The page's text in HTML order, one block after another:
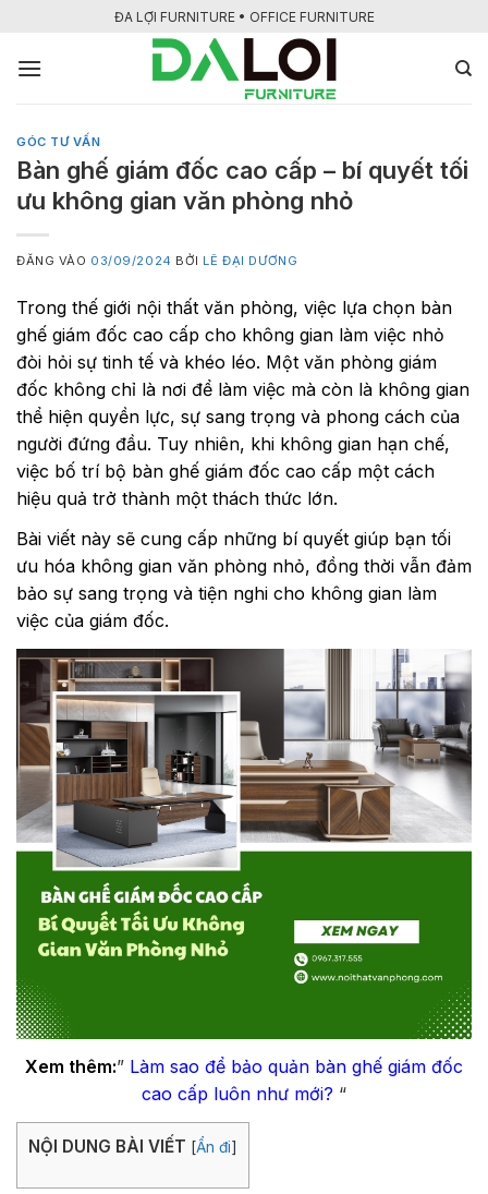
nội
ĐA LỢI FURNITURE • OFFICE FURNITURE
GÓC TƯ VẤN
Bàn ghế giám đốc cao cấp – bí quyết tối
ưu không gian văn phòng nhỏ
ĐĂNG VÀO 03/09/2024 BỞI LÊ ĐẠI DƯƠNG
Trong thế giới nội thất văn phòng, việc lựa chọn bàn
ghế giám đốc cao cấp cho không gian làm việc nhỏ
đòi hỏi sự tinh tế và khéo léo. Một văn phòng giám
đốc không chỉ là nơi để làm việc mà còn là không gian
thể hiện quyền lực, sự sang trọng và phong cách của
người đứng đầu. Tuy nhiên, khi không gian hạn chế,
việc bố trí bộ bàn ghế giám đốc cao cấp một cách
hiệu quả trở thành một thách thức lớn.
Bài viết này sẽ cung cấp những bí quyết giúp bạn tối
ưu hóa không gian văn phòng nhỏ, đồng thời vẫn đảm
bảo sự sang trọng và tiện nghi cho không gian làm
việc của giám đốc.
Xem thêm:” Làm sao để bảo quản bàn ghế giám đốc
cao cấp luôn như mới? “
NỘI DUNG BÀI VIẾT [Ẩn đi]